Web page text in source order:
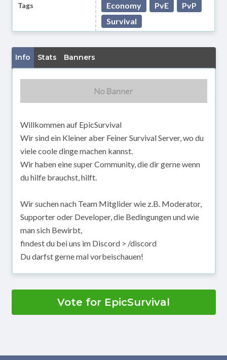
Tags Economy PvE
PvP
Survival
Info Stats Banners
Willkommen auf EpicSurvival
Wir sind ein Kleiner aber Feiner Survival Server, wo du
viele coole dinge machen kannst.
Wir haben eine super Community, die dir gerne wenn
du hilfe brauchst, hilft.
Wir suchen nach Team Mitglider wie z.B. Moderator,
Supporter oder Developer, die Bedingungen und wie
man sich Bewirbt,
findest du bei uns im Discord > /discord
Du darfst gerne mal vorbeischauen!
Vote for EpicSurvival